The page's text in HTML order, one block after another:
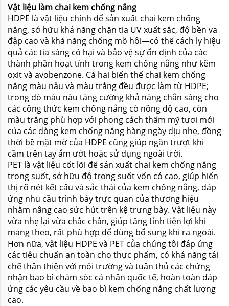
Vật liệu làm chai kem chống nắng
HDPE là vật liệu chính để sản xuất chai kem chống
nắng, sở hữu khả năng chặn tia UV xuất sắc, độ bền va
đập cao và khả năng chống mồ hôi—có thể cách ly hiệu
quả các tia sáng có hại và bảo vệ sự ổn định của các
thành phần hoạt tính trong kem chống nắng như kẽm
oxit và avobenzone. Cả hai biến thể chai kem chống
nắng màu nâu và màu trắng đều được làm từ HDPE;
trong đó màu nâu tăng cường khả năng chắn sáng cho
các công thức kem chống nắng có nồng độ cao, còn
màu trắng phù hợp với phong cách thẩm mỹ tươi mới
của các dòng kem chống nắng hàng ngày dịu nhẹ, đồng
thời bề mặt mờ của HDPE cũng giúp ngăn trượt khi
cầm trên tay ẩm ướt hoặc sử dụng ngoài trời.
PET là vật liệu cốt lõi để sản xuất chai kem chống nắng
trong suốt, sở hữu độ trong suốt vốn có cao, giúp hiển
thị rõ nét kết cấu và sắc thái của kem chống nắng, đáp
ứng nhu cầu trình bày trực quan của thương hiệu
nhằm nâng cao sức hút trên kệ trưng bày. Vật liệu này
vừa nhẹ lại vừa chắc chắn, giúp tăng tính tiện lợi khi
mang theo, rất phù hợp để dùng bổ sung khi ra ngoài.
Hơn nữa, vật liệu HDPE và PET của chúng tôi đáp ứng
các tiêu chuẩn an toàn cho thực phẩm, có khả năng tái
chế thân thiện với môi trường và tuân thủ các chứng
nhận bao bì chăm sóc cá nhân quốc tế, hoàn toàn đáp
ứng các yêu cầu về bao bì kem chống nắng chất lượng
cao.